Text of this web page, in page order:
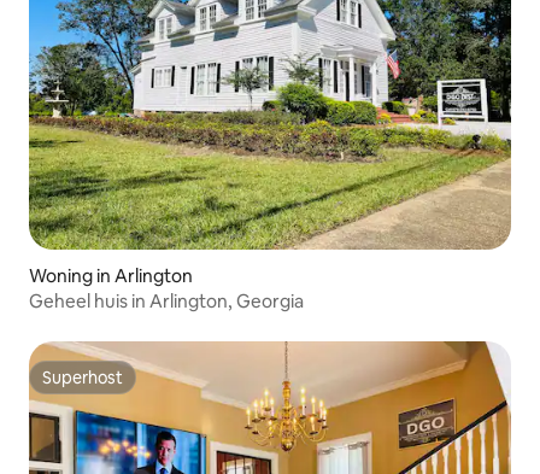
Woning in Arlington
Geheel huis in Arlington, Georgia
Superhost
Superhost